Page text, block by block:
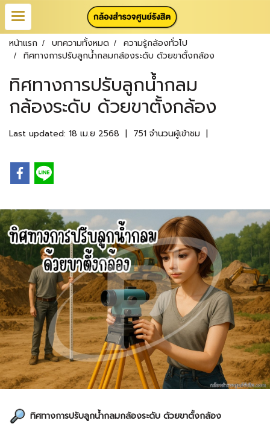
หน้าแรก บทความทั้งหมด
ความรู้กล้องทั่วไป
ทิศทางการปรับลูกน้ำกลมกล้องระดับ ด้วยขาตั้งกล้อง
ทิศทางการปรับลูกน้ำกลม
กล้องระดับ ด้วยขาตั้งกล้อง
Last updated: 18 เม.ย 2568 | 751 จำนวนผู้เข้าชม |
ทิศทางการปรับลูกน้ำกลมกล้องระดับ ด้วยขาตั้งกล้อง